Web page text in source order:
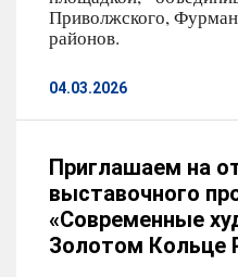
Приволжского,
районов.
04.03.2026
Приглашаем на
выставочного
«Современные
Золотом Кольце